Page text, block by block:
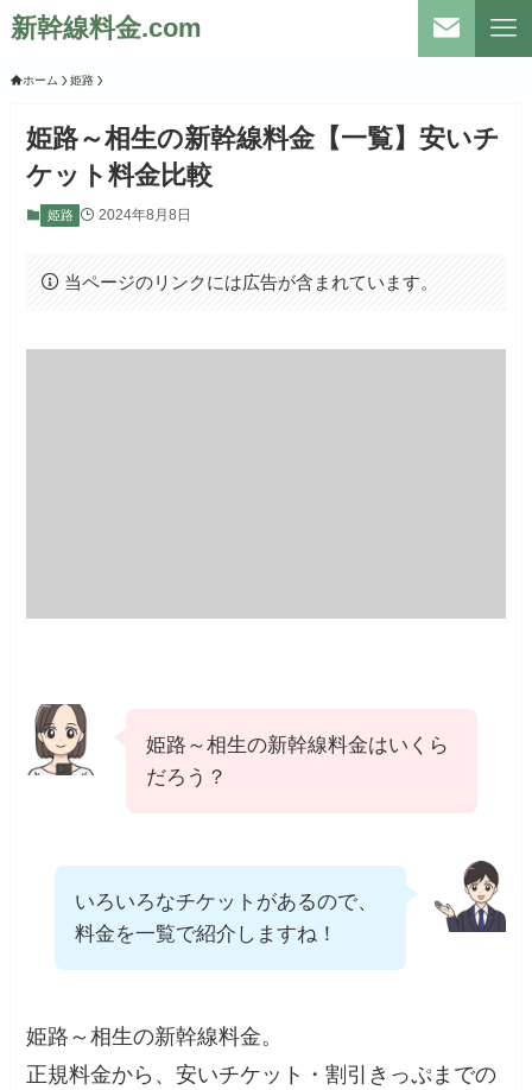
新幹線料金.com
ホーム 姫路
姫路～相生の新幹線料金【一覧】安いチ
ケット料金比較
姫路 2024年8月8日
当ページのリンクには広告が含まれています。
姫路～相生の新幹線料金はいくら
だろう？
いろいろなチケットがあるので、
料金を一覧で紹介しますね！
姫路～相生の新幹線料金。
正規料金から、安いチケット・割引きっぷまでの